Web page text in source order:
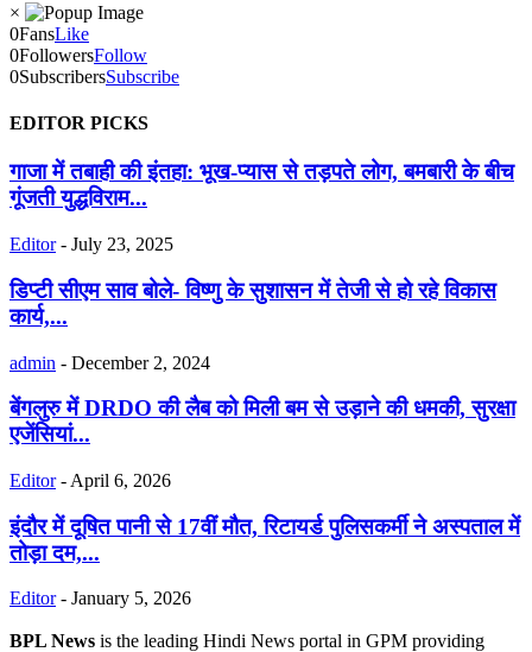
×
0FansLike
0FollowersFollow
0SubscribersSubscribe
EDITOR PICKS
गाजा में तबाही की इंतहा: भूख-प्यास से तड़पते लोग, बमबारी के बीच
गूंजती युद्धविराम...
Editor - July 23, 2025
डिप्टी सीएम साव बोले- विष्णु के सुशासन में तेजी से हो रहे विकास
कार्य,...
admin - December 2, 2024
बेंगलुरु में DRDO की लैब को मिली बम से उड़ाने की धमकी, सुरक्षा
एजेंसियां...
Editor - April 6, 2026
इंदौर में दूषित पानी से 17वीं मौत, रिटायर्ड पुलिसकर्मी ने अस्पताल में
तोड़ा दम,...
Editor - January 5, 2026
BPL News is the leading Hindi News portal in GPM providing